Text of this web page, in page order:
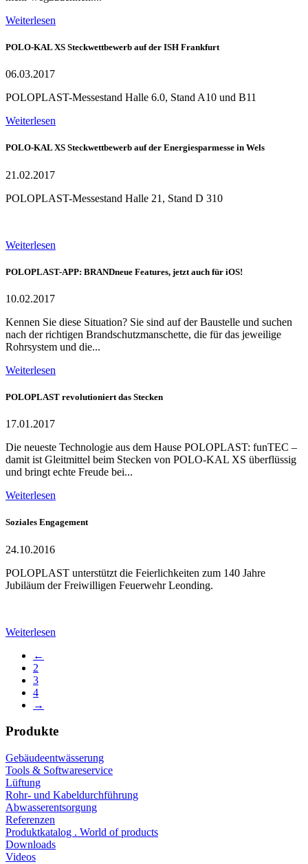
Weiterlesen
POLO-KAL XS Steckwettbewerb auf der ISH Frankfurt
06.03.2017
POLOPLAST-Messestand Halle 6.0, Stand A10 und B11
Weiterlesen
POLO-KAL XS Steckwettbewerb auf der Energiesparmesse in Wels
21.02.2017
POLOPLAST-Messestand Halle 21, Stand D 310
Weiterlesen
POLOPLAST-APP: BRANDneue Features, jetzt auch für iOS!
10.02.2017
Kennen Sie diese Situation? Sie sind auf der Baustelle und suchen
nach der richtigen Brandschutzmanschette, die für das jeweilige
Rohrsystem und die...
Weiterlesen
POLOPLAST revolutioniert das Stecken
17.01.2017
Die neueste Technologie aus dem Hause POLOPLAST: funTEC –
damit ist Gleitmittel beim Stecken von POLO-KAL XS überflüssig
und bringt echte Freude bei...
Weiterlesen
Soziales Engagement
24.10.2016
POLOPLAST unterstützt die Feierlichkeiten zum 140 Jahre
Jubiläum der Freiwilligen Feuerwehr Leonding.
Weiterlesen
←
2
3
4
→
Produkte
Gebäudeentwässerung
Tools & Softwareservice
Lüftung
Rohr- und Kabeldurchführung
Abwasserentsorgung
Referenzen
Produktkatalog . World of products
Downloads
Videos